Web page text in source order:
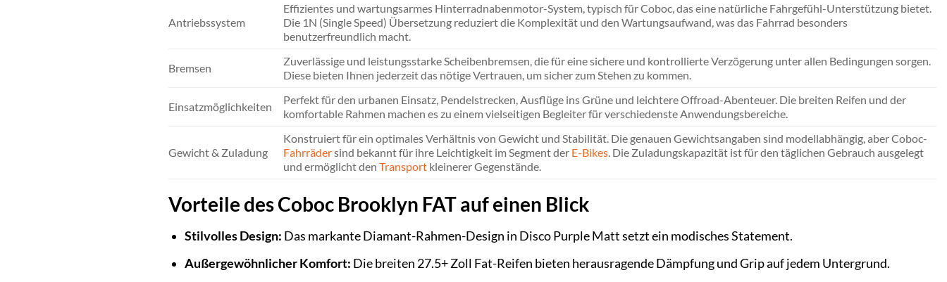
Antriebssystem
Effizientes und wartungsarmes Hinterradnabenmotor-System, typisch für Coboc, das eine natürliche Fahrgefühl-Unterstützung bietet.
Die 1N (Single Speed) Übersetzung reduziert die Komplexität und den Wartungsaufwand, was das Fahrrad besonders
benutzerfreundlich macht.
Bremsen
Zuverlässige und leistungsstarke Scheibenbremsen, die für eine sichere und kontrollierte Verzögerung unter allen Bedingungen sorgen.
Diese bieten Ihnen jederzeit das nötige Vertrauen, um sicher zum Stehen zu kommen.
Einsatzmöglichkeiten
Perfekt für den urbanen Einsatz, Pendelstrecken, Ausflüge ins Grüne und leichtere Offroad-Abenteuer. Die breiten Reifen und der
komfortable Rahmen machen es zu einem vielseitigen Begleiter für verschiedenste Anwendungsbereiche.
Gewicht & Zuladung
Konstruiert für ein optimales Verhältnis von Gewicht und Stabilität. Die genauen Gewichtsangaben sind modellabhängig, aber Coboc-
Fahrrädersind bekannt für ihre Leichtigkeit im Segment der E-Bikes. Die Zuladungskapazität ist für den täglichen Gebrauch ausgelegt
und ermöglicht den Transportkleinerer Gegenstände.
Vorteile des Coboc Brooklyn FAT auf einen Blick
Stilvolles Design: Das markante Diamant-Rahmen-Design in Disco Purple Matt setzt ein modisches Statement.
Außergewöhnlicher Komfort: Die breiten 27.5+ Zoll Fat-Reifen bieten herausragende Dämpfung und Grip auf jedem Untergrund.